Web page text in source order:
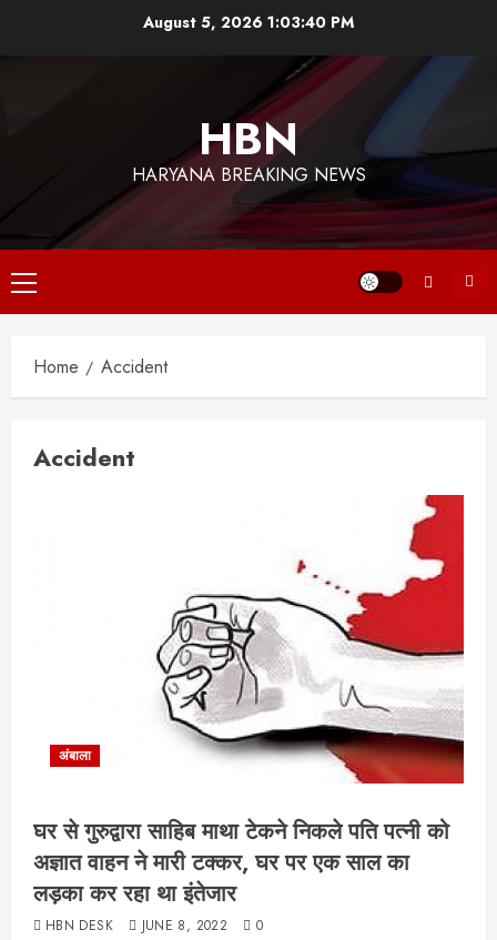
August 5, 20261:03:41 PM
HBN
HARYANA BREAKING NEWS
Primary
Menu
Home Accident
Accident
अंबाला
घर से गुरुद्वारा साहिब माथा टेकने निकले पति पत्नी को
अज्ञात वाहन ने मारी टक्कर, घर पर एक साल का
लड़का कर रहा था इंतेजार
HBN DESK JUNE 8, 2022 0